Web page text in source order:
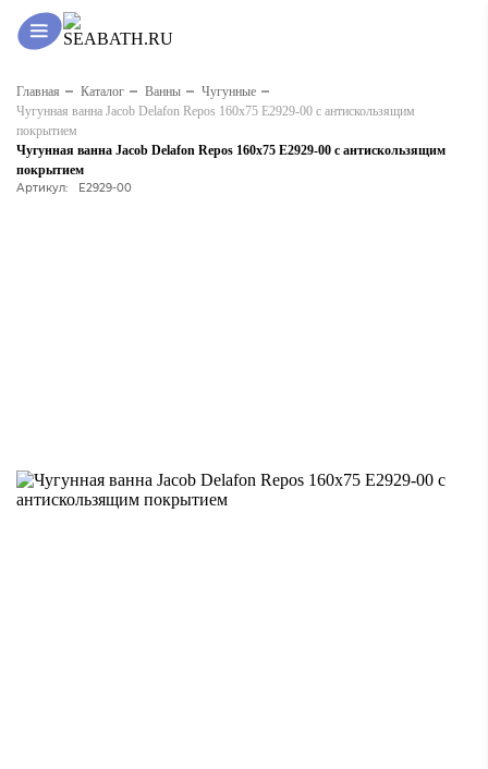
Главная Каталог Ванны
Чугунные
Чугунная ванна Jacob Delafon Repos 160x75 E2929-00 с антискользящим
покрытием
Чугунная ванна Jacob Delafon Repos 160x75 E2929-00 с антискользящим
покрытием
Артикул: E2929-00